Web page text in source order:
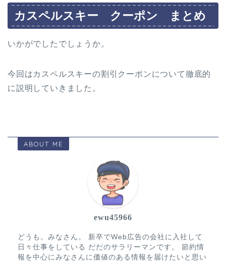
カスペルスキー クーポン まとめ
いかがでしたでしょうか。
今回はカスペルスキーの割引クーポンについて徹底的
に説明していきました。
ABOUT ME
ewu45966
どうも。みなさん。 新卒でWeb広告の会社に入社して
日々仕事をしている だだのサラリーマンです。 節約情
報を中心にみなさんに価値のある情報を届けたいと思い